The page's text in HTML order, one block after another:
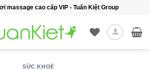
massage cao cấp VIP - Tuấn Kiệt Group
SỨC KHOẺ